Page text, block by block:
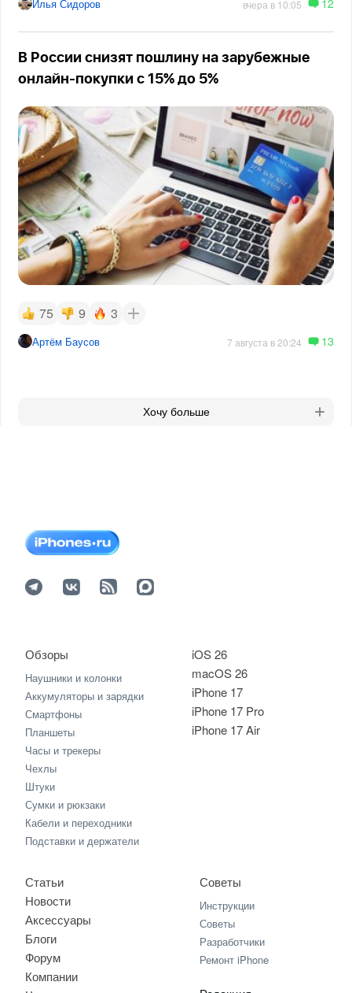
Илья Сидоров вчера в 10:05
В России снизят пошлину на зарубежные
онлайн-покупки с 15% до 5%
75 9 3
Артём Баусов 7 августа в 20:24 13
Хочу больше
iOS 26
macOS 26
iPhone 17
iPhone 17 Pro
iPhone 17 Air
Обзоры
Наушники и колонки
Аккумуляторы и зарядки
Смартфоны
Планшеты
Часы и трекеры
Чехлы
Штуки
Сумки и рюкзаки
Кабели и переходники
Подставки и держатели
Статьи
Новости
Аксессуары
Блоги
Форум
Компании
Советы
Инструкции
Советы
Разработчики
Ремонт iPhone